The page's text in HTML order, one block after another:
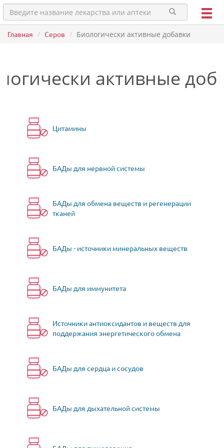
Главная Серов Биологически активные добавки
активные
Цитамины
БАДы для нервной системы
БАДы для обмена веществ и регенерации
тканей
БАДы - источники минеральных веществ
БАДы для иммунитета
Источники антиоксидантов и веществ для
поддержания энергетического обмена
БАДы для сердца и сосудов
БАДы для дыхательной системы